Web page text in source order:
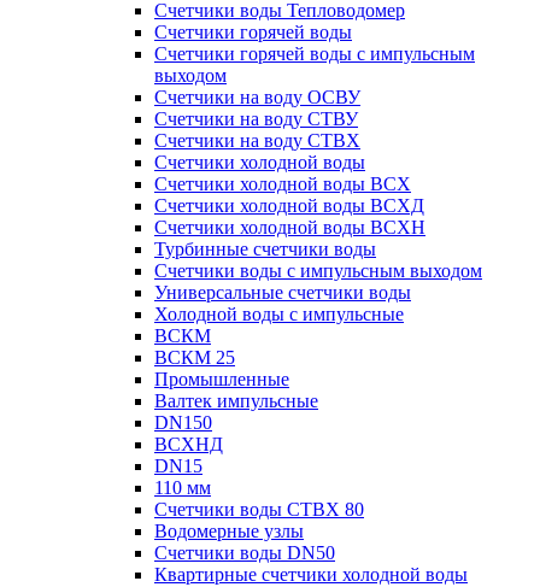
Счетчики воды Тепловодомер
Счетчики горячей воды
Счетчики горячей воды с импульсным
выходом
Счетчики на воду ОСВУ
Счетчики на воду СТВУ
Счетчики на воду СТВХ
Счетчики холодной воды
Счетчики холодной воды ВСХ
Счетчики холодной воды ВСХД
Счетчики холодной воды ВСХН
Турбинные счетчики воды
Счетчики воды с импульсным выходом
Универсальные счетчики воды
Холодной воды с импульсные
ВСКМ
ВСКМ 25
Промышленные
Валтек импульсные
DN150
ВСХНД
DN15
110 мм
Счетчики воды СТВХ 80
Водомерные узлы
Счетчики воды DN50
Квартирные счетчики холодной воды